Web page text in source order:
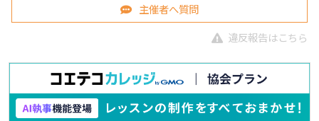
主催者へ質問
違反報告はこちら